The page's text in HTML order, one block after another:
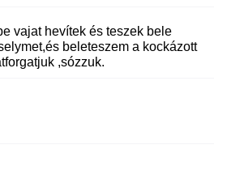
vajat hevítek és teszek bele
beleteszem a kockázott
,sózzuk.